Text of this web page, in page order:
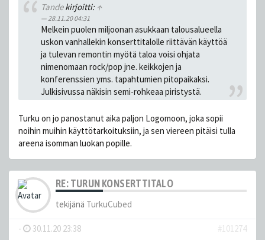
Tandekirjoitti: ↑
28.11.20 04:31
Melkein puolen miljoonan asukkaan talousalueella
uskon vanhallekin konserttitalolle riittävän käyttöä
ja tulevan remontin myötä taloa voisi ohjata
nimenomaan rock/pop jne. keikkojen ja
konferenssien yms. tapahtumien pitopaikaksi.
Julkisivussa näkisin semi-rohkeaa piristystä.
Turku on jo panostanut aika paljon Logomoon, joka sopii
noihin muihin käyttötarkoituksiin, ja sen viereen pitäisi tulla
areena isomman luokan popille.
RE: TURUN KONSERTTITALO
tekijänä TurkuCubed
- 30.11.20 23:38
#101274